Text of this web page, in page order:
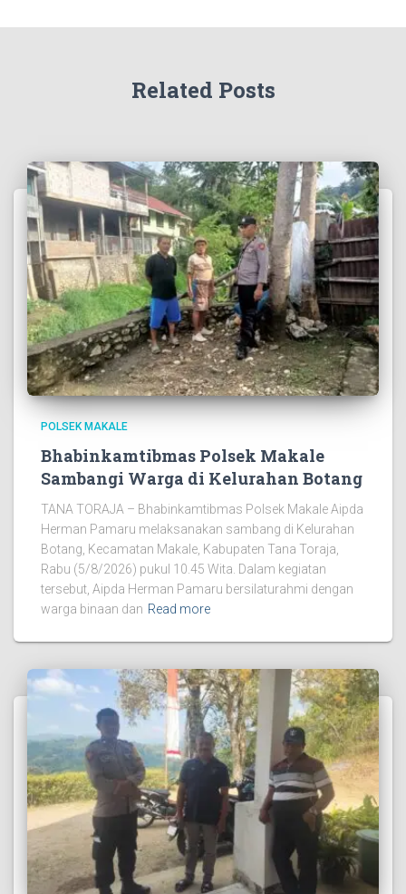
Related Posts
POLSEK MAKALE
Bhabinkamtibmas Polsek Makale
Sambangi Warga di Kelurahan Botang
TANA TORAJA – Bhabinkamtibmas Polsek Makale Aipda
Herman Pamaru melaksanakan sambang di Kelurahan
Botang, Kecamatan Makale, Kabupaten Tana Toraja,
Rabu (5/8/2026) pukul 10.45 Wita. Dalam kegiatan
tersebut, Aipda Herman Pamaru bersilaturahmi dengan
warga binaan dan Read more